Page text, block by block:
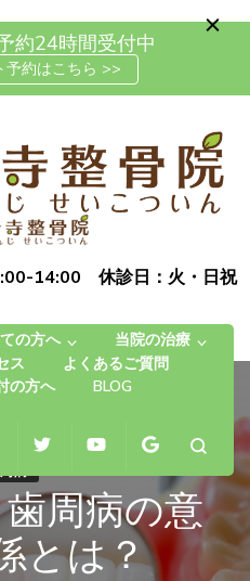
約24時間受付中
予約はこちら >>
腰痛・坐骨神
国分寺整骨院
全予約制の自費治療専門の整
す
14:00 休診日：火・日祝
の方へ
当院の治療
ス
よくあるご質問
の方へ
BLOG
病
周病の意
とは？